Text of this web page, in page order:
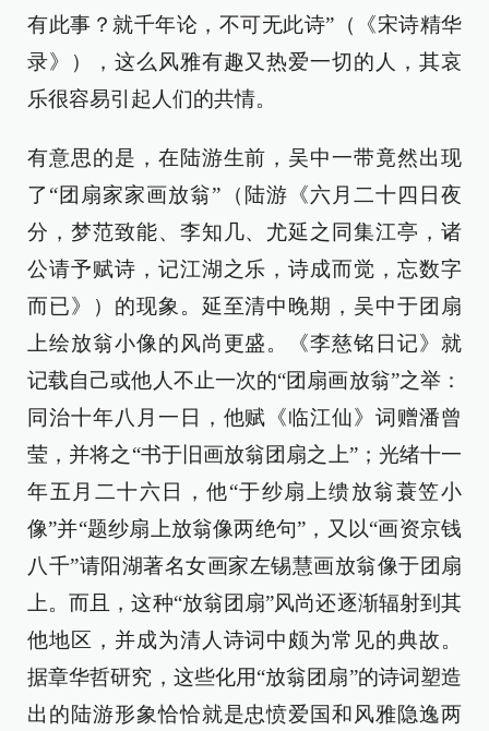
有此事？就千年论，不可无此诗”（《宋诗精华
录》），这么风雅有趣又热爱一切的人，其哀
乐很容易引起人们的共情。
有意思的是，在陆游生前，吴中一带竟然出现
了“团扇家家画放翁”（陆游《六月二十四日夜
分，梦范致能、李知几、尤延之同集江亭，诸
公请予赋诗，记江湖之乐，诗成而觉，忘数字
而已》）的现象。延至清中晚期，吴中于团扇
上绘放翁小像的风尚更盛。《李慈铭日记》就
记载自己或他人不止一次的“团扇画放翁”之举：
同治十年八月一日，他赋《临江仙》词赠潘曾
莹，并将之“书于旧画放翁团扇之上”；光绪十一
年五月二十六日，他“于纱扇上缋放翁蓑笠小
像”并“题纱扇上放翁像两绝句”，又以“画资京钱
八千”请阳湖著名女画家左锡慧画放翁像于团扇
上。而且，这种“放翁团扇”风尚还逐渐辐射到其
他地区，并成为清人诗词中颇为常见的典故。
据章华哲研究，这些化用“放翁团扇”的诗词塑造
出的陆游形象恰恰就是忠愤爱国和风雅隐逸两